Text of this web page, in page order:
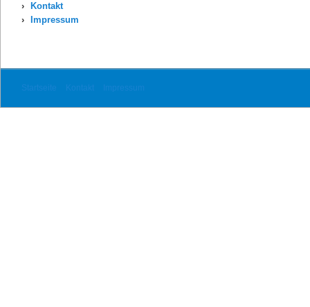
Kontakt
Impressum
Startseite Kontakt Impressum